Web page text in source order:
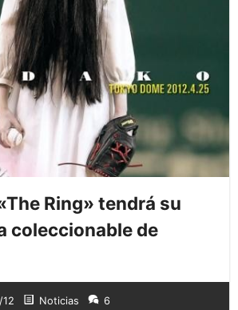
Ring» tendrá su
coleccionable de
12 Noticias 6